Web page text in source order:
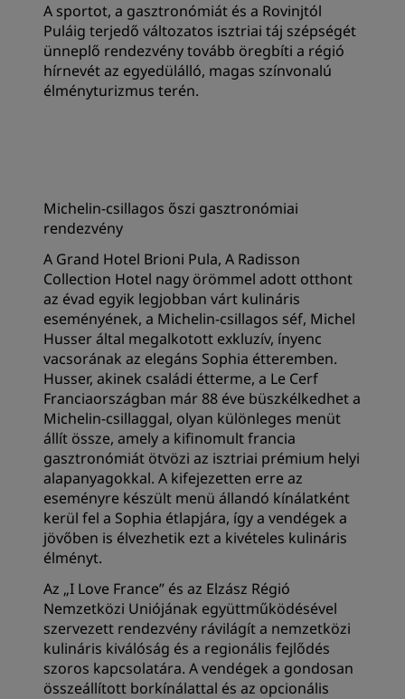
A sportot, a gasztronómiát és a Rovinjtól
Puláig terjedő változatos isztriai táj szépségét
ünneplő rendezvény tovább öregbíti a régió
hírnevét az egyedülálló, magas színvonalú
élményturizmus terén.
Michelin-csillagos őszi gasztronómiai
rendezvény
A Grand Hotel Brioni Pula, A Radisson
Collection Hotel nagy örömmel adott otthont
az évad egyik legjobban várt kulináris
eseményének, a Michelin-csillagos séf, Michel
Husser által megalkotott exkluzív, ínyenc
vacsorának az elegáns Sophia étteremben.
Husser, akinek családi étterme, a Le Cerf
Franciaországban már 88 éve büszkélkedhet a
Michelin-csillaggal, olyan különleges menüt
állít össze, amely a kifinomult francia
gasztronómiát ötvözi az isztriai prémium helyi
alapanyagokkal. A kifejezetten erre az
eseményre készült menü állandó kínálatként
kerül fel a Sophia étlapjára, így a vendégek a
jövőben is élvezhetik ezt a kivételes kulináris
élményt.
Az „I Love France” és az Elzász Régió
Nemzetközi Uniójának együttműködésével
szervezett rendezvény rávilágít a nemzetközi
kulináris kiválóság és a regionális fejlődés
szoros kapcsolatára. A vendégek a gondosan
összeállított borkínálattal és az opcionális